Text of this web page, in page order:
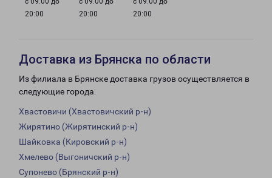
20:00
20:00
20:00
Доставка из Брянска по области
Из филиала в Брянске доставка грузов осуществляется в
следующие города:
Хвастовичи (Хвастовичский р-н)
Жирятино (Жирятинский р-н)
Шайковка (Кировский р-н)
Хмелево (Выгоничский р-н)
Супонево (Брянский р-н)